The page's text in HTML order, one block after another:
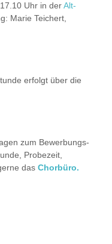
Uhr in derAlt-
Marie Teichert,
erfolgt über die
zum Bewerbungs-
Probezeit,
das Chorbüro.